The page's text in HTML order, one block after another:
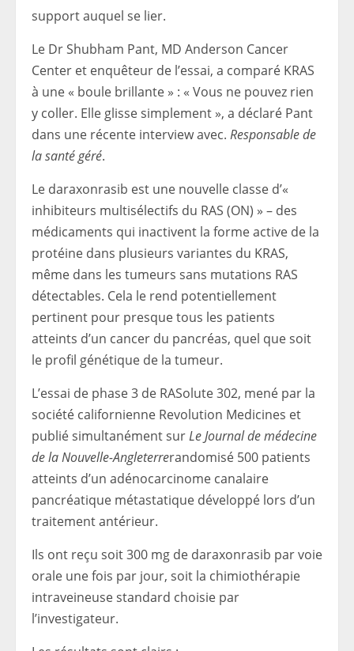
support auquel se lier.
Le Dr Shubham Pant, MD Anderson Cancer
Center et enquêteur de l’essai, a comparé KRAS
à une « boule brillante » : « Vous ne pouvez rien
y coller. Elle glisse simplement », a déclaré Pant
dans une récente interview avec. Responsable de
la santé géré.
Le daraxonrasib est une nouvelle classe d’«
inhibiteurs multisélectifs du RAS (ON) » – des
médicaments qui inactivent la forme active de la
protéine dans plusieurs variantes du KRAS,
même dans les tumeurs sans mutations RAS
détectables. Cela le rend potentiellement
pertinent pour presque tous les patients
atteints d’un cancer du pancréas, quel que soit
le profil génétique de la tumeur.
L’essai de phase 3 de RASolute 302, mené par la
société californienne Revolution Medicines et
publié simultanément surLe Journal de médecine
de la Nouvelle-Angleterrerandomisé 500 patients
atteints d’un adénocarcinome canalaire
pancréatique métastatique développé lors d’un
traitement antérieur.
Ils ont reçu soit 300 mg de daraxonrasib par voie
orale une fois par jour, soit la chimiothérapie
intraveineuse standard choisie par
l’investigateur.